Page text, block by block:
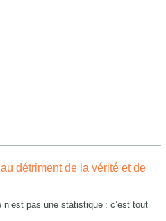
détriment de la vérité et de
pas une statistique : c’est tout